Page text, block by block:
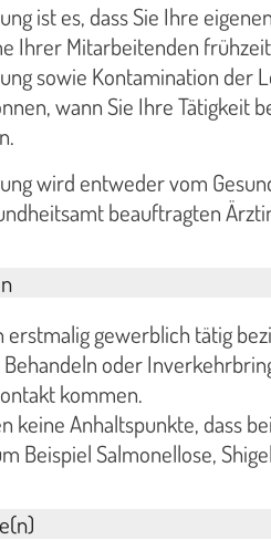
ist es, dass Sie Ihre
Ihrer Mitarbeitenden
sowie Kontamination der
wann Sie Ihre
wird entweder vom
beauftragten
erstmalig gewerblich tätig
oder
kommen.
keine Anhaltspunkte, dass
Beispiel Salmonellose,